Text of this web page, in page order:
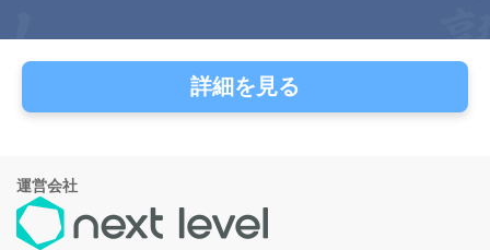
詳細を見る
運営会社